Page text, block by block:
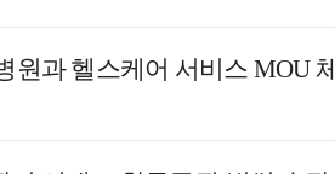
원과 헬스케어 서비스 MOU